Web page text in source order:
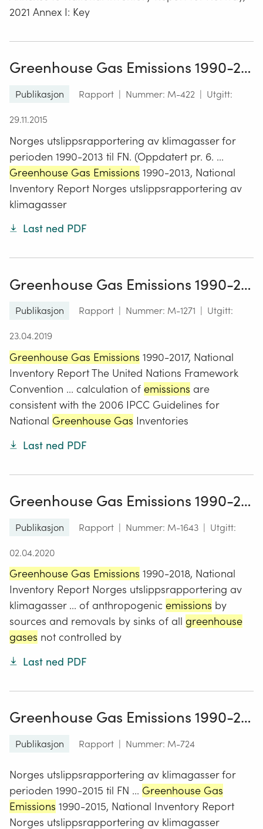
2021 Annex I: Key
Greenhouse Gas Emissions 1990-2013, National Inventory Report
Publikasjon Rapport | Nummer: M-422 | Utgitt:
29.11.2015
Norges utslippsrapportering av klimagasser for
perioden 1990-2013 til FN. (Oppdatert pr. 6. ...
Greenhouse Gas Emissions 1990-2013, National
Inventory Report Norges utslippsrapportering av
klimagasser
Last ned PDF
Greenhouse Gas Emissions 1990-2017, National Inventory Report
Publikasjon Rapport | Nummer: M-1271 | Utgitt:
23.04.2019
Greenhouse Gas Emissions 1990-2017, National
Inventory Report The United Nations Framework
Convention ... calculation of emissions are
consistent with the 2006 IPCC Guidelines for
National Greenhouse Gas Inventories
Last ned PDF
Greenhouse Gas Emissions 1990-2018, National Inventory Report
Publikasjon Rapport | Nummer: M-1643 | Utgitt:
02.04.2020
Greenhouse Gas Emissions 1990-2018, National
Inventory Report Norges utslippsrapportering av
klimagasser ... of anthropogenic emissions by
sources and removals by sinks of all greenhouse
gases not controlled by
Last ned PDF
Greenhouse Gas Emissions 1990-2015, National Inventory Report
Publikasjon Rapport | Nummer: M-724
Norges utslippsrapportering av klimagasser for
perioden 1990-2015 til FN ... Greenhouse Gas
Emissions 1990-2015, National Inventory Report
Norges utslippsrapportering av klimagasser